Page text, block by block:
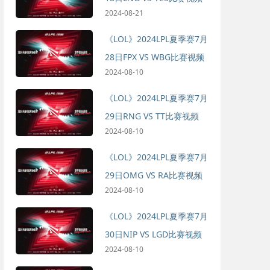
2024-08-21
《LOL》2024LPL夏季赛7月
28日FPX VS WBG比赛视频
2024-08-10
《LOL》2024LPL夏季赛7月
29日RNG VS TT比赛视频
2024-08-10
《LOL》2024LPL夏季赛7月
29日OMG VS RA比赛视频
2024-08-10
《LOL》2024LPL夏季赛7月
30日NIP VS LGD比赛视频
2024-08-10